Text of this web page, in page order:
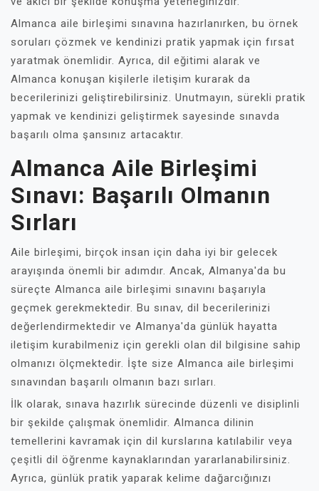
Almanca aile birleşimi sınavına hazırlanırken, bu örnek
soruları çözmek ve kendinizi pratik yapmak için fırsat
yaratmak önemlidir. Ayrıca, dil eğitimi alarak ve
Almanca konuşan kişilerle iletişim kurarak da
becerilerinizi geliştirebilirsiniz. Unutmayın, sürekli pratik
yapmak ve kendinizi geliştirmek sayesinde sınavda
başarılı olma şansınız artacaktır.
Almanca Aile Birleşimi
Sınavı: Başarılı Olmanın
Sırları
Aile birleşimi, birçok insan için daha iyi bir gelecek
arayışında önemli bir adımdır. Ancak, Almanya'da bu
süreçte Almanca aile birleşimi sınavını başarıyla
geçmek gerekmektedir. Bu sınav, dil becerilerinizi
değerlendirmektedir ve Almanya'da günlük hayatta
iletişim kurabilmeniz için gerekli olan dil bilgisine sahip
olmanızı ölçmektedir. İşte size Almanca aile birleşimi
sınavından başarılı olmanın bazı sırları.
İlk olarak, sınava hazırlık sürecinde düzenli ve disiplinli
bir şekilde çalışmak önemlidir. Almanca dilinin
temellerini kavramak için dil kurslarına katılabilir veya
çeşitli dil öğrenme kaynaklarından yararlanabilirsiniz.
Ayrıca, günlük pratik yaparak kelime dağarcığınızı